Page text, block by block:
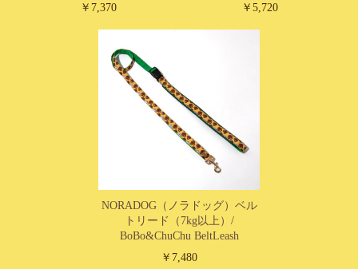
￥7,370
￥5,720
NORADOG（ノラドッグ）ベル
トリード（7kg以上）/
BoBo&ChuChu BeltLeash
￥7,480